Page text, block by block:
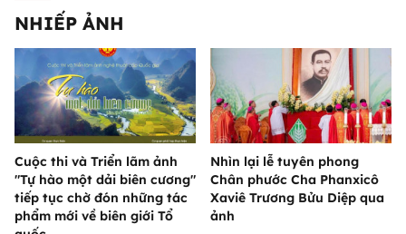
NHIẾP ẢNH
Cuộc thi và Triển lãm ảnh
"Tự hào một dải biên cương"
tiếp tục chờ đón những tác
phẩm mới về biên giới Tổ
Nhìn lại lễ tuyên phong
Chân phước Cha Phanxicô
Xaviê Trương Bửu Diệp qua
ảnh